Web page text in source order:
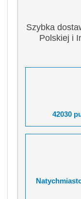
Szybka
Polskiej i
42030